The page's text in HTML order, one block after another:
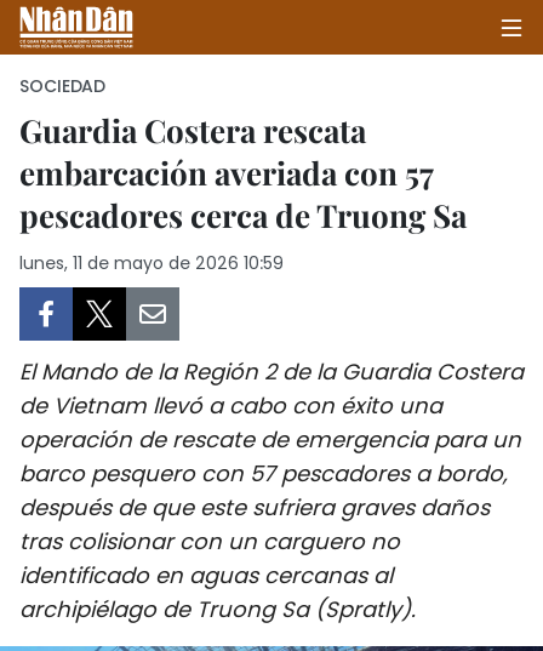
INICIO
POLÍTICA
SALUD - MEDIO AMBIENTE
CULTURA - ENTRETENIMIENTO
INTERNACIONAL
DEPORTES
VIAJES
SOCIEDAD
Guardia Costera rescata
embarcación averiada con 57
pescadores cerca de Truong Sa
lunes, 11 de mayo de 2026 10:59
El Mando de la Región 2 de la Guardia Costera
de Vietnam llevó a cabo con éxito una
operación de rescate de emergencia para un
barco pesquero con 57 pescadores a bordo,
después de que este sufriera graves daños
tras colisionar con un carguero no
identificado en aguas cercanas al
archipiélago de Truong Sa (Spratly).